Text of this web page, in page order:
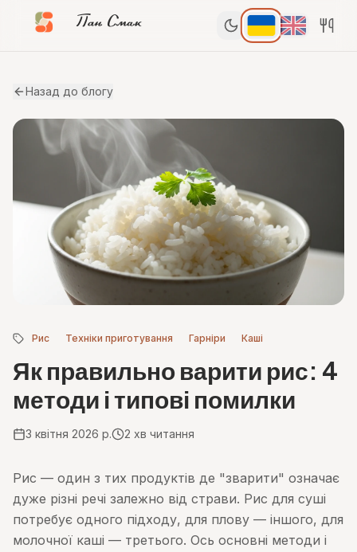
Пан Смак
Назад до блогу
Рис Техніки приготування Гарніри Каші
Як правильно варити рис: 4
методи і типові помилки
3 квітня 2026 р. 2 хв читання
Рис — один з тих продуктів де "зварити" означає
дуже різні речі залежно від страви. Рис для суші
потребує одного підходу, для плову — іншого, для
молочної каші — третього. Ось основні методи і